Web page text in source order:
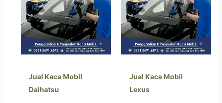
Jual Kaca Mobil
Daihatsu
Jual Kaca Mobil
Lexus